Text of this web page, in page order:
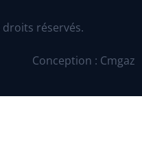
droits réservés.
Conception : Cmgaz